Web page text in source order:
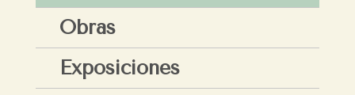
Obras
Exposiciones